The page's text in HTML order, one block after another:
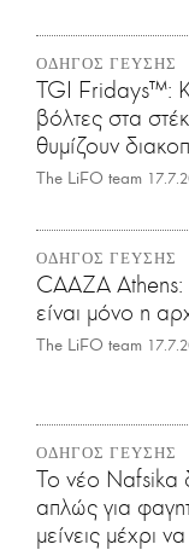
ΟΔΗΓΟΣ ΓΕΥΣΗΣ
TGI Fridays™:
βόλτες στα
θυμίζουν
The LiFO team
ΟΔΗΓΟΣ ΓΕΥΣΗΣ
CAAZA
είναι μόνο η
The LiFO team
ΟΔΗΓΟΣ ΓΕΥΣΗΣ
Το νέο Nafsika
απλώς για
μείνεις μέχρι